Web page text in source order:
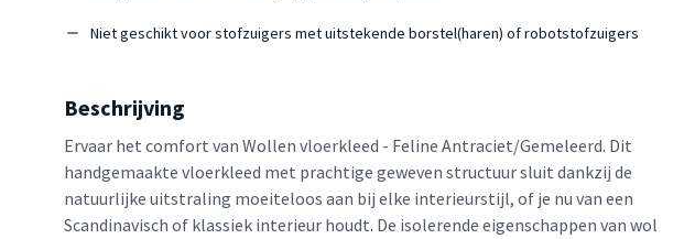
Niet geschikt voor stofzuigers met uitstekende borstel(haren) of robotstofzuigers
Beschrijving
Ervaar het comfort van Wollen vloerkleed - Feline Antraciet/Gemeleerd. Dit
handgemaakte vloerkleed met prachtige geweven structuur sluit dankzij de
natuurlijke uitstraling moeiteloos aan bij elke interieurstijl, of je nu van een
Scandinavisch of klassiek interieur houdt. De isolerende eigenschappen van wol